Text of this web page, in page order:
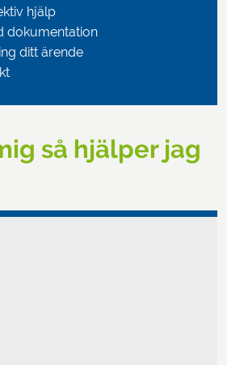
hjälp
dokumentation
ditt ärende
så hjälper jag